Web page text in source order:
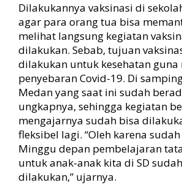
Dilakukannya vaksinasi di
agar para orang tua bisa
melihat langsung kegiatan
dilakukan. Sebab, tujuan
dilakukan untuk kesehatan guna
penyebaran Covid-19. Di
Medan yang saat ini sudah
ungkapnya, sehingga kegiatan
mengajarnya sudah bisa
fleksibel lagi. “Oleh karena
Minggu depan pembelajaran
untuk anak-anak kita di SD
dilakukan,” ujarnya.